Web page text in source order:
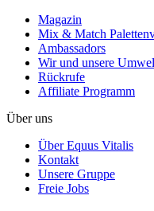
Magazin
Mix & Match
Ambassadors
Wir und unsere
Rückrufe
Affiliate Programm
Über uns
Über Equus Vitalis
Kontakt
Unsere Gruppe
Freie Jobs